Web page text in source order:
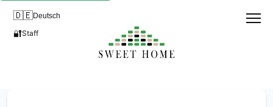
🇩🇪Deutsch
🔐Staff